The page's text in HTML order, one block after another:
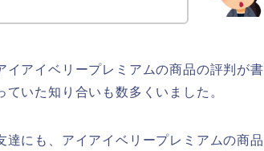
アイベリープレミアムの商品の評判が書
いた知り合いも数多くいました。
にも、アイアイベリープレミアムの商品